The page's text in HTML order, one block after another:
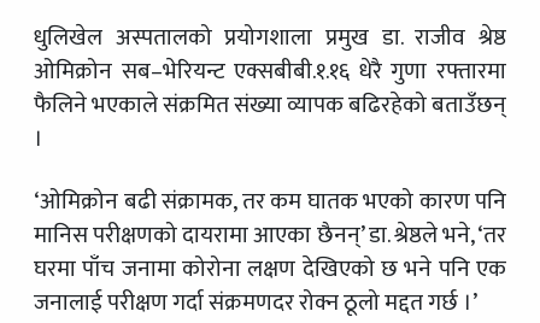
धुलिखेल अस्पतालको प्रयोगशाला प्रमुख डा. राजीव श्रेष्ठ
ओमिक्रोन सब–भेरियन्ट एक्सबीबी.१.१६ धेरै गुणा रफ्तारमा
फैलिने भएकाले संक्रमित संख्या व्यापक बढिरहेको बताउँछन्
।
‘ओमिक्रोन बढी संक्रामक, तर कम घातक भएको कारण पनि
मानिस परीक्षणको दायरामा आएका छैनन्’ डा. श्रेष्ठले भने, ‘तर
घरमा पाँच जनामा कोरोना लक्षण देखिएको छ भने पनि एक
जनालाई परीक्षण गर्दा संक्रमणदर रोक्न ठूलो मद्दत गर्छ ।’